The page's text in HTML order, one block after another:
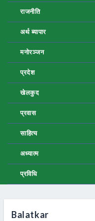
राजनीति
अर्थ ब्यापार
मनोरञ्जन
प्रदेश
खेलकुद
प्रवास
साहित्य
अध्यात्म
प्रविधि
Balatkar